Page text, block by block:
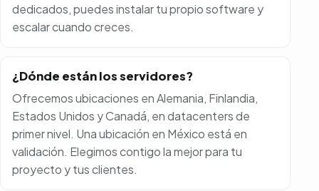
dedicados, puedes instalar tu propio software y
escalar cuando creces.
¿Dónde están los servidores?
Ofrecemos ubicaciones en Alemania, Finlandia,
Estados Unidos y Canadá, en datacenters de
primer nivel. Una ubicación en México está en
validación. Elegimos contigo la mejor para tu
proyecto y tus clientes.